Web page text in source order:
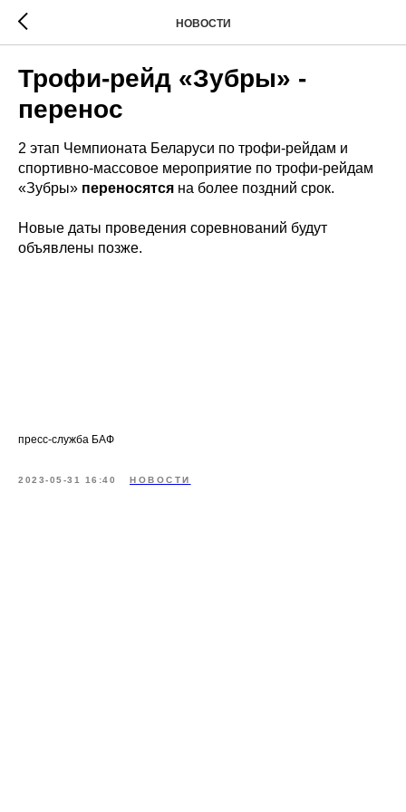
НОВОСТИ
Трофи-рейд «Зубры» -
перенос
2 этап Чемпионата Беларуси по трофи-рейдам и
спортивно-массовое мероприятие по трофи-рейдам
«Зубры» переносятся на более поздний срок.
Новые даты проведения соревнований будут
объявлены позже.
пресс-служба БАФ
2023-05-31 16:40 НОВОСТИ